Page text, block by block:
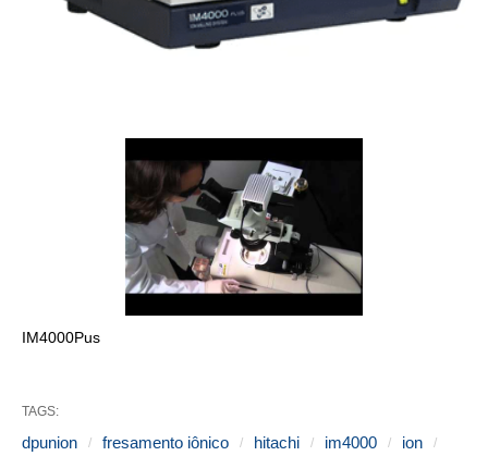
IM4000Pus
TAGS:
dpunion fresamento iônico hitachi im4000
ion